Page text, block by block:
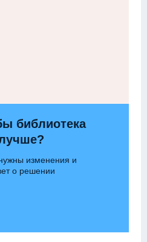
библиотека
изменения и
о решении